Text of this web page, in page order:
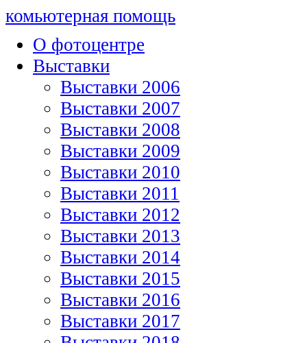
комьютерная помощь
О фотоцентре
Выставки
Выставки 2006
Выставки 2007
Выставки 2008
Выставки 2009
Выставки 2010
Выставки 2011
Выставки 2012
Выставки 2013
Выставки 2014
Выставки 2015
Выставки 2016
Выставки 2017